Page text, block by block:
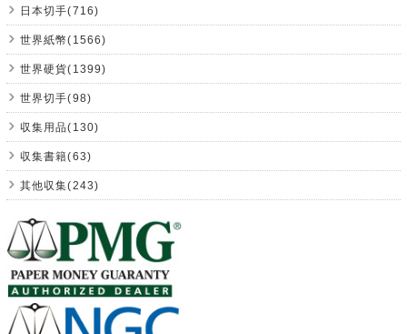
日本切手(716)
世界紙幣(1566)
世界硬貨(1399)
世界切手(98)
収集用品(130)
収集書籍(63)
其他収集(243)